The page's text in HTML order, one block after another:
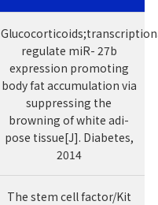
regulate miR- 27b
expression promoting
body fat accumulation via
suppressing the
browning of white adi-
pose tissue[J]. Diabetes,
2014
The stem cell factor/Kit